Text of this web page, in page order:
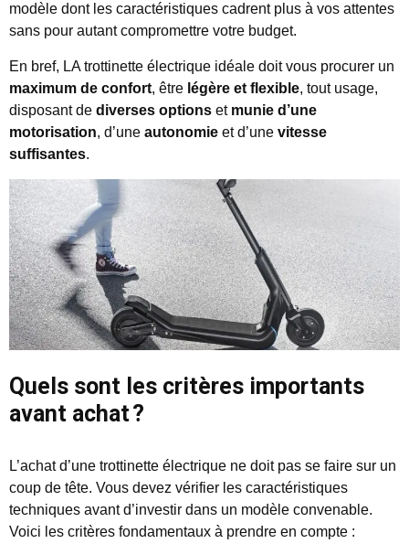
modèle dont les caractéristiques cadrent plus à vos attentes
sans pour autant compromettre votre budget.
En bref, LA trottinette électrique idéale doit vous procurer un
maximum de confort, être légère et flexible, tout usage,
disposant de diverses options et munie d’une
motorisation, d’une autonomie et d’une vitesse
suffisantes.
Quels sont les critères importants
avant achat ?
L’achat d’une trottinette électrique ne doit pas se faire sur un
coup de tête. Vous devez vérifier les caractéristiques
techniques avant d’investir dans un modèle convenable.
Voici les critères fondamentaux à prendre en compte :